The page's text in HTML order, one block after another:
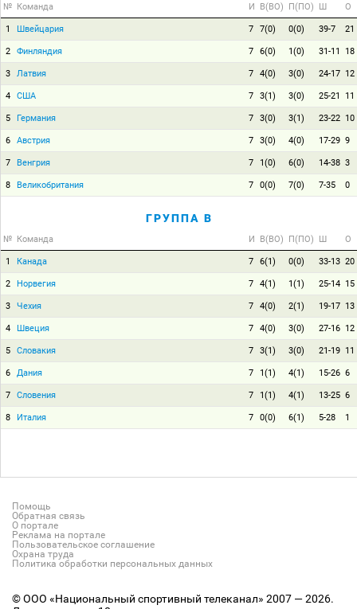
№ Команда И В(ВО) П(ПО) Ш О
1 Швейцария 7 7(0) 0(0) 39-7 21
2 Финляндия 7 6(0) 1(0) 31-11 18
3 Латвия 7 4(0) 3(0) 24-17 12
4 США 7 3(1) 3(0) 25-21 11
5 Германия 7 3(0) 3(1) 23-22 10
6 Австрия 7 3(0) 4(0) 17-29 9
7 Венгрия 7 1(0) 6(0) 14-38 3
8 Великобритания 7 0(0) 7(0) 7-35 0
ГРУППА B
№ Команда И В(ВО) П(ПО) Ш О
1 Канада 7 6(1) 0(0) 33-13 20
2 Норвегия 7 4(1) 1(1) 25-14 15
3 Чехия 7 4(0) 2(1) 19-17 13
4 Швеция 7 4(0) 3(0) 27-16 12
5 Словакия 7 3(1) 3(0) 21-19 11
6 Дания 7 1(1) 4(1) 15-26 6
7 Словения 7 1(1) 4(1) 13-25 6
8 Италия 7 0(0) 6(1) 5-28 1
Помощь
Обратная связь
О портале
Реклама на портале
Пользовательское соглашение
Охрана труда
Политика обработки персональных данных
© ООО «Национальный спортивный телеканал» 2007 — 2026.